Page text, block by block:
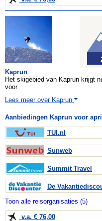
Kaprun
Het skigebied van Kaprun krijgt
voor
Lees meer over Kaprun
Aanbiedingen Kaprun voor
TUI.nl
Sunweb
Summit Travel
De
Toon alle reisorganisaties (5)
v.a. € 76,00